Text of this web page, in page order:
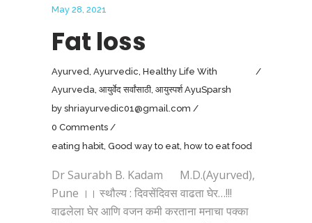
May 28, 2021
Fat loss
Ayurved, Ayurvedic, Healthy Life With
Ayurveda, आयुर्वेद सर्वांसाठी, आयुस्पर्श AyuSparsh
by shriayurvedic01@gmail.com
0 Comments
eating habit, Good way to eat, how to eat food
Dr Saurabh B. Kadam M.D.(Ayurved),
Pune ।। स्थौल्य : दिवसेंदिवस वाढता घेर…!!!
वाढलेला घेर आणि वजन कमी करताना मनाचा पक्का